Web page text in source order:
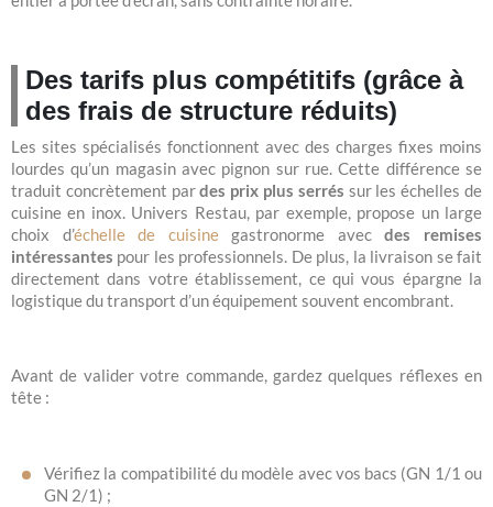
Des tarifs plus compétitifs (grâce à
des frais de structure réduits)
Les sites spécialisés fonctionnent avec des charges fixes moins
lourdes qu’un magasin avec pignon sur rue. Cette différence se
traduit concrètement pardes prix plus serrés sur les échelles de
cuisine en inox. Univers Restau, par exemple, propose un large
choix d’échelle de cuisinegastronorme avecdes remises
intéressantes pour les professionnels. De plus, la livraison se fait
directement dans votre établissement, ce qui vous épargne la
logistique du transport d’un équipement souvent encombrant.
Avant de valider votre commande, gardez quelques réflexes en
tête :
Vérifiez la compatibilité du modèle avec vos bacs (GN 1/1 ou
GN 2/1) ;